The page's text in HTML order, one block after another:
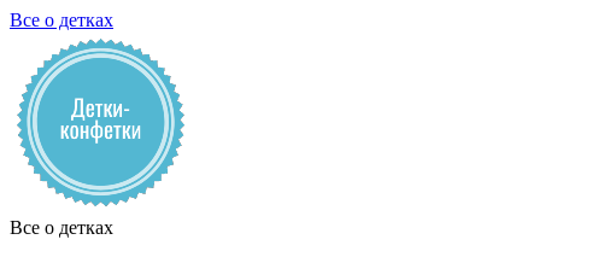
Все о детках
Все о детках